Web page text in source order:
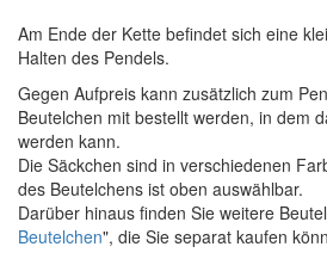
Am Ende der Kette befindet sich eine
Halten des Pendels.
Gegen Aufpreis kann zusätzlich zum
Beutelchen mit bestellt werden, in dem
werden kann.
Die Säckchen sind in verschiedenen
des Beutelchens ist oben auswählbar.
Darüber hinaus finden Sie weitere
Beutelchen", die Sie separat kaufen